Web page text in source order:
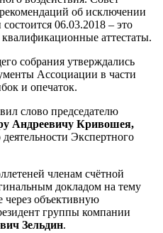
об исключении
06.03.2018 – это
аттестаты.
собрания утверждались
Ассоциации в части
и опечаток.
слово председателю
Андреевичу Кривошея,
Экспертного
членам счётной
докладом на тему
объективную
группы компании
Зельдин.